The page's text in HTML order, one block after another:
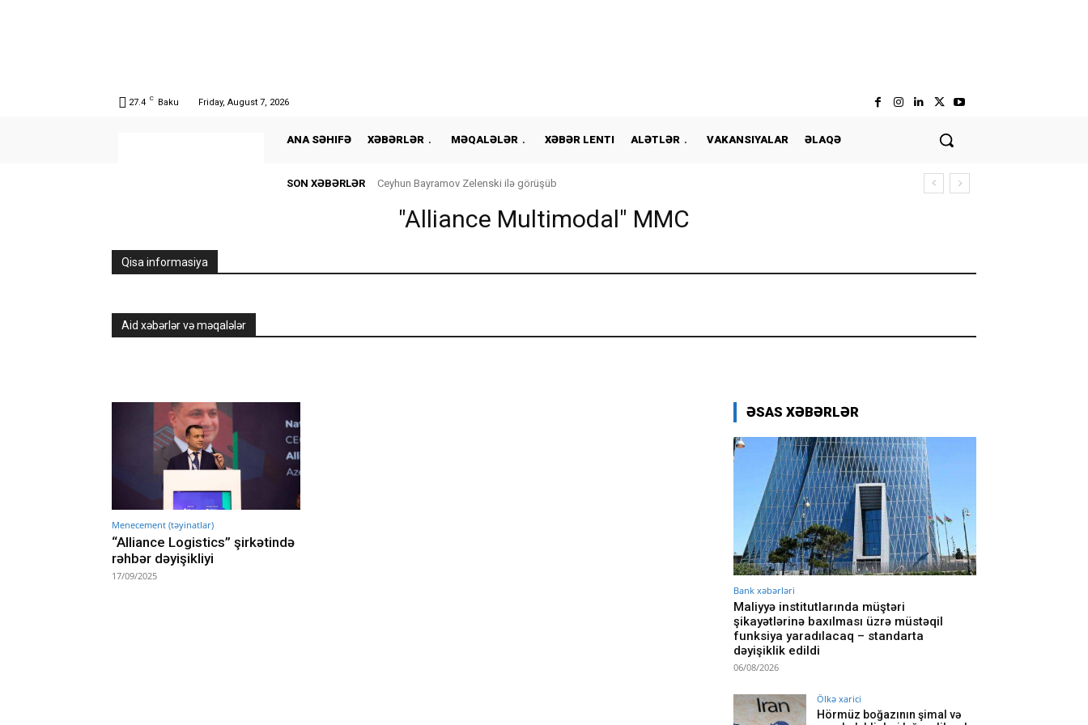
27.4 C Baku Friday, August 7, 2026
ANA SƏHIFƏ XƏBƏRLƏR MƏQALƏLƏR XƏBƏR LENTI ALƏTLƏR VAKANSIYALAR ƏLAQƏ
SON XƏBƏRLƏR Ceyhun Bayramov Zelenski ilə görüşüb
"Alliance Multimodal" MMC
Qisa informasiya
Aid xəbərlər və məqalələr
Menecement (təyinatlar)
“Alliance Logistics” şirkətində
rəhbər dəyişikliyi
17/09/2025
ƏSAS XƏBƏRLƏR
Bank xəbərləri
Maliyyə institutlarında müştəri
şikayətlərinə baxılması üzrə müstəqil
funksiya yaradılacaq – standarta
dəyişiklik edildi
06/08/2026
Ölkə xarici
Hörmüz boğazının şimal və